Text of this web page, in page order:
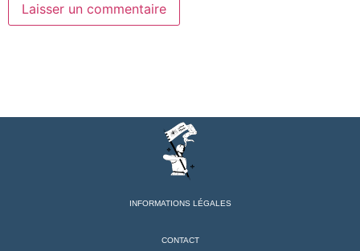
INFORMATIONS LÉGALES
CONTACT